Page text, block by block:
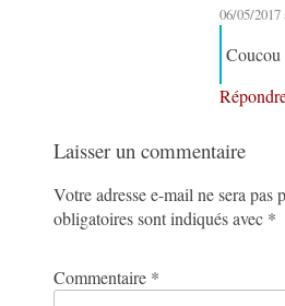
06/05/2017
Laisser un commentaire
Votre adresse e-mail ne sera pas
obligatoires sont indiqués avec *
Commentaire *